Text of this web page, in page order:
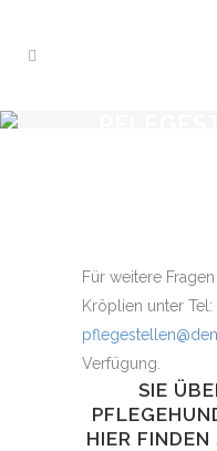
Für weitere
Kröplien unter Tel:
Verfügung.
SIE
HIER FINDEN